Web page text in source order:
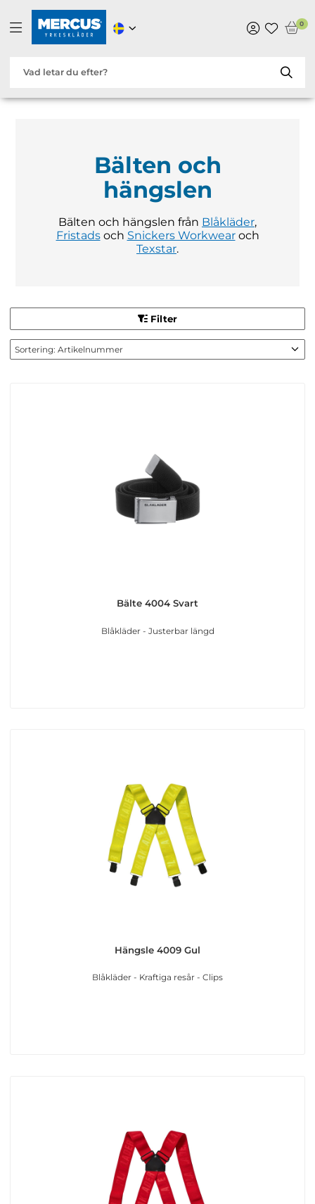
0
Bälten och
hängslen
Bälten och hängslen från Blåkläder,
Fristadsoch Snickers Workwearoch
Texstar.
Filter
Bälte 4004 Svart
Blåkläder - Justerbar längd
Hängsle 4009 Gul
Blåkläder - Kraftiga resår - Clips